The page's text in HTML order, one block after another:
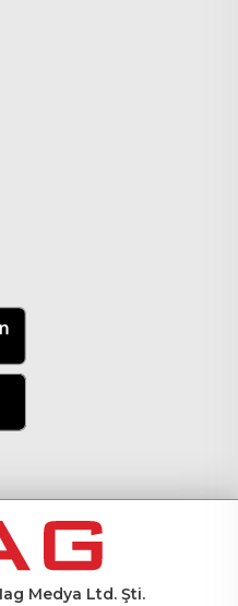
Medya Ltd. Şti.